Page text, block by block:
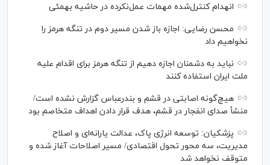
انهدام کنترل‌شده مهمات عمل‌نکرده در حاشیه بهمئی
محسن رضایی: اجازه باز شدن مسیر دوم در تنگه هرمز را
نخواهیم داد
نباید به دشمنان اجازه دهیم از تنگه هرمز برای اقدام علیه
ملت ایران استفاده کنند
هیچ‌گونه اصابتی در قشم و بندرعباس گزارش نشده است/
منشأ صدای انفجار در قشم، هدف قرار دادن اهداف متخاصم بود
پزشکیان: توسعه انرژی پاک، عدالت یارانه‌ای و اصلاح
مدیریت، سه محور تحول اقتصادی/ مسیر اصلاحات آغاز شده و
متوقف نخواهد شد